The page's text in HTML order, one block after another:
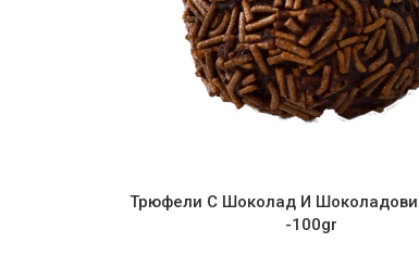
ДОБАВЯНЕ В КОЛИЧКАТА
Трюфели С Шоколад И
-100gr